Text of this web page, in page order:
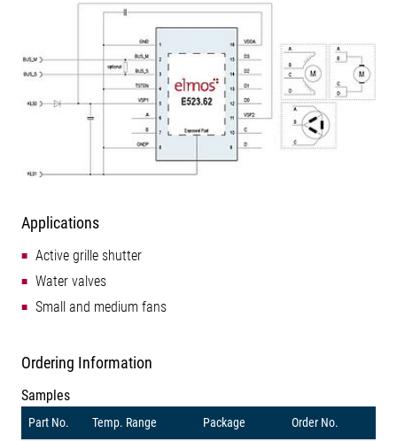
Applications
Active grille shutter
Water valves
Small and medium fans
Ordering Information
Samples
Part No. Temp. Range Package Order No.